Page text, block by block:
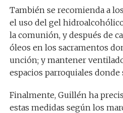
También se recomienda a
el uso del gel
la comunión, y después de
óleos en los sacramentos
unción; y mantener
espacios parroquiales
Finalmente, Guillén ha
estas medidas según los